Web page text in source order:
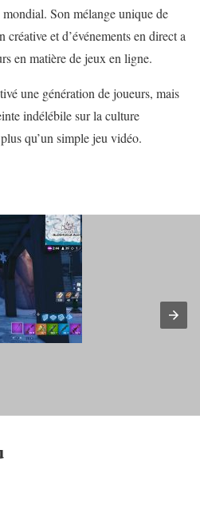
Son mélange unique de
et d’événements en direct a
en matière de jeux en ligne.
une génération de joueurs, mais
indélébile sur la culture
qu’un simple jeu vidéo.